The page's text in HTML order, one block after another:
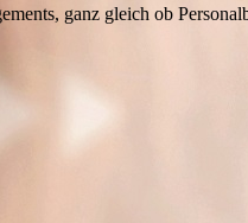
ganz gleich ob